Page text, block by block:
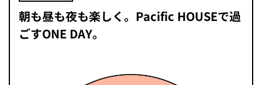
朝も昼も夜も楽しく。Pacific HOUSEで過
ごすONE DAY。